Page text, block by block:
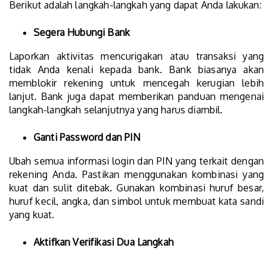
Berikut adalah langkah-langkah yang dapat Anda lakukan:
Segera Hubungi Bank
Laporkan aktivitas mencurigakan atau transaksi yang
tidak Anda kenali kepada bank. Bank biasanya akan
memblokir rekening untuk mencegah kerugian lebih
lanjut. Bank juga dapat memberikan panduan mengenai
langkah-langkah selanjutnya yang harus diambil.
Ganti Password dan PIN
Ubah semua informasi login dan PIN yang terkait dengan
rekening Anda. Pastikan menggunakan kombinasi yang
kuat dan sulit ditebak. Gunakan kombinasi huruf besar,
huruf kecil, angka, dan simbol untuk membuat kata sandi
yang kuat.
Aktifkan Verifikasi Dua Langkah